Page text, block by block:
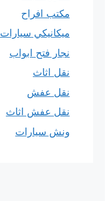
مكتب افراح
ميكانيكي سيارات
نجار فتح ابواب
نقل اثاث
نقل عفش
نقل عفش اثاث
ونش سيارات